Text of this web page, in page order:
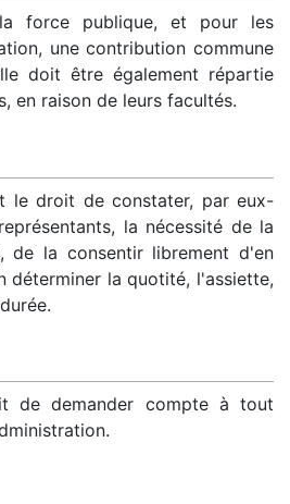
force publique, et pour les
une contribution commune
doit être également répartie
en raison de leurs facultés.
le droit de constater, par eux-
la nécessité de la
de la consentir librement d'en
déterminer la quotité, l'assiette,
de demander compte à tout